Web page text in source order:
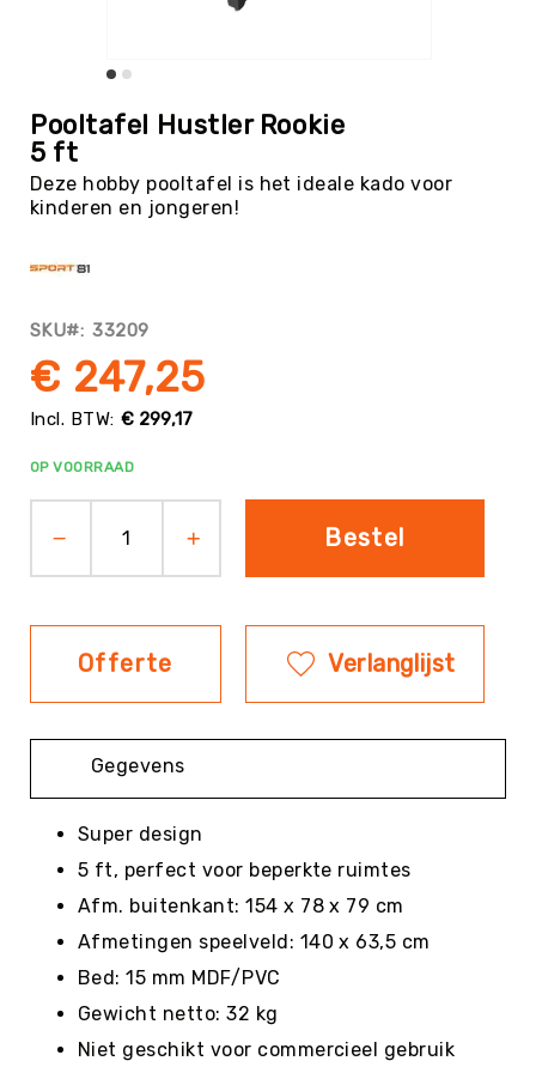
Badminton
Basketbal
Boksen
Boogschieten
Cornhole
Cricket
Curling
&
Muziek
Darts
Evenementen
Sportvloeren
Floorball
Frisbee
Handbal
Hockey
Honk-
&
Softbal
Jeu
de
Boules
KanJam
naar
het
van
de
Pooltafel Hustler Rookie
5 ft
Deze hobby pooltafel is het ideale kado voor
kinderen en jongeren!
SKU 33209
€ 299,17
€ 247,25
OP VOORRAAD
Bestel
Offerte Verlanglijst
Gegevens
Super design
5 ft, perfect voor beperkte ruimtes
Afm. buitenkant: 154 x 78 x 79 cm
Afmetingen speelveld: 140 x 63,5 cm
Bed: 15 mm MDF/PVC
Gewicht netto: 32 kg
Niet geschikt voor commercieel gebruik